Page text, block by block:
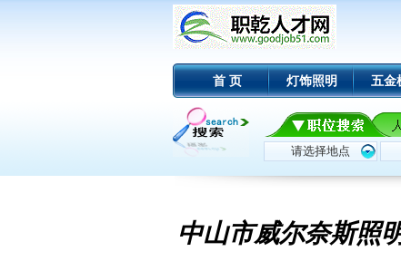
首 页 灯饰照明 五金
中山市威尔奈斯照